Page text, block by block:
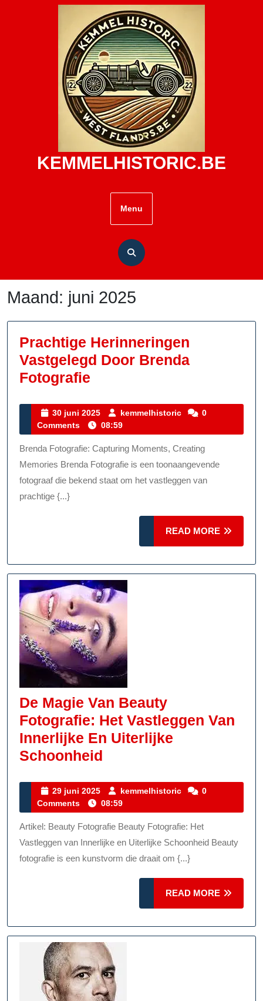
KEMMELHISTORIC.BE
Menu
Maand: juni 2025
Prachtige Herinneringen
Vastgelegd Door Brenda
Fotografie
Vastgelegd
Door
Brenda
Fotografie
30 juni 2025
30
juni
2025
kemmelhistoric kemmelhistoric
0
Comments
08:59
Brenda Fotografie: Capturing Moments, Creating
Memories Brenda Fotografie is een toonaangevende
fotograaf die bekend staat om het vastleggen van
prachtige {...}
READ MORE
MORE
De Magie Van Beauty
Fotografie: Het Vastleggen Van
Innerlijke En Uiterlijke
Schoonheid
Van
Beauty
Fotografie:
Het
Vastleggen
Innerlijke
Uiterlijke
Schoonheid
29 juni 2025
29
juni
2025
kemmelhistoric kemmelhistoric
0
Comments
08:59
Artikel: Beauty Fotografie Beauty Fotografie: Het
Vastleggen van Innerlijke en Uiterlijke Schoonheid Beauty
fotografie is een kunstvorm die draait om {...}
READ MORE
MORE